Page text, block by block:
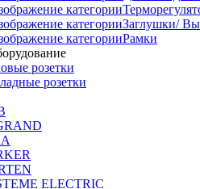
Заглушки/
Рамки
розетки
розетки
ELECTRIC